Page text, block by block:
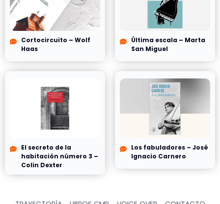
Cortocircuito – Wolf
Haas
Última escala – Marta
San Miguel
El secreto de la
habitación número 3 –
Colin Dexter
Los fabuladores – José
Ignacio Carnero